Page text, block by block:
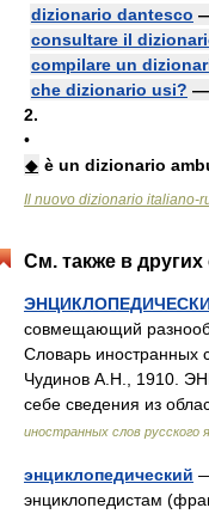
dizionario dantesco
consultare il
compilare un
che dizionario usi? —
2.
•
◆ è un dizionario
Il nuovo dizionario italiano-
См. также в других
совмещающий
Словарь иностранных
Чудинов А.Н., 1910.
себе сведения из
иностранных слов русского
энциклопедический
энциклопедистам